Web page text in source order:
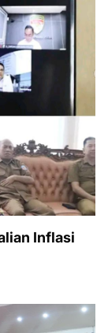
Inflasi